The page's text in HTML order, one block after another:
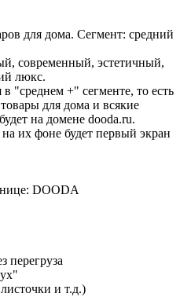
для дома. Сегмент: средний
современный, эстетичный,
люкс.
"среднем +" сегменте, то есть
для дома и всякие
на домене dooda.ru.
их фоне будет первый экран
DOODA
перегруза
и т.д.)